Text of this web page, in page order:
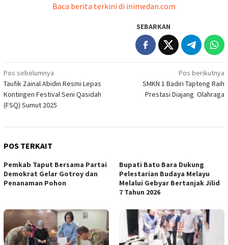
Baca berita terkini di inimedan.com
SEBARKAN
Navigasi
pos
Pos sebelumnya
Taufik Zainal Abidin Resmi Lepas
Kontingen Festival Seni Qasidah
(FSQ) Sumut 2025
Pos berikutnya
SMKN 1 Badiri Tapteng Raih
Prestasi Diajang Olahraga
POS TERKAIT
Pemkab Taput Bersama Partai
Demokrat Gelar Gotroy dan
Penanaman Pohon
Bupati Batu Bara Dukung
Pelestarian Budaya Melayu
Melalui Gebyar Bertanjak Jilid
7 Tahun 2026